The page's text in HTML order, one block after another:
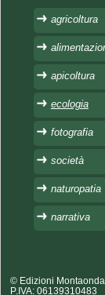
agricoltura
apicoltura
ecologia
fotografia
società
naturopatia
narrativa
© Edizioni Montaonda
P.IVA: 06139310483